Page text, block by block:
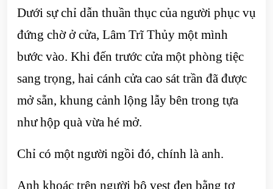
Dưới sự chỉ dẫn thuần thục của người phục vụ
đứng chờ ở cửa, Lâm Trĩ Thủy một mình
bước vào. Khi đến trước cửa một phòng tiệc
sang trọng, hai cánh cửa cao sát trần đã được
mở sẵn, khung cảnh lộng lẫy bên trong tựa
như hộp quà vừa hé mở.
Chỉ có một người ngồi đó, chính là anh.
Anh khoác trên người bộ vest đen bằng tơ